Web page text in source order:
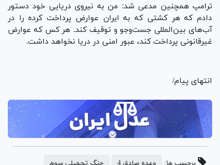
ترامپ همچنین مدعی شد: من به نیروی دریایی خود دستور
دادم که هر کشتی که به ایران عوارض پرداخت کرده را در
آب‌های بین‌المللی جست‌و‌جو و توقیف کند. هر کس که عوارض
غیرقانونی پرداخت کند، عبور امنی در دریا نخواهد داشت.
انتهای پیام/
برچسب ها: وعده صادق 4 جنگ تحمیلی سوم